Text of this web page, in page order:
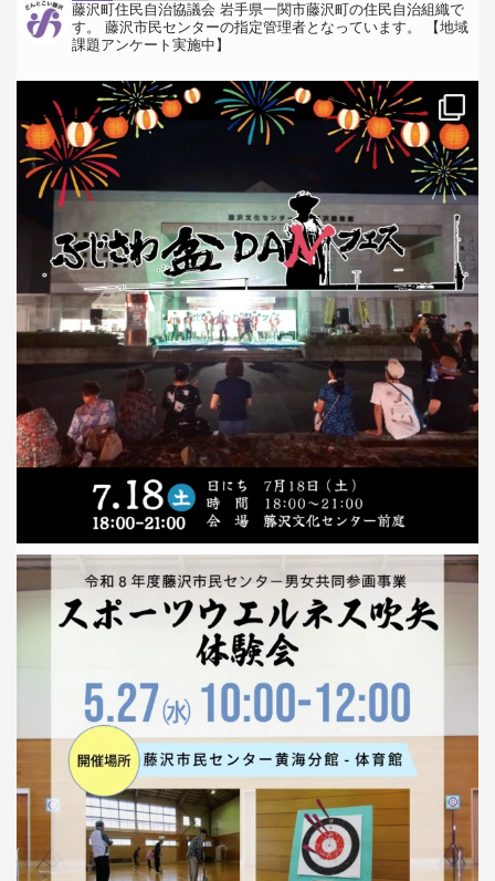
藤沢町住民自治協議会 岩手県一関市藤沢町の住民自治組織で
す。
藤沢市民センターの指定管理者となっています。
【地域
課題アンケート実施中】